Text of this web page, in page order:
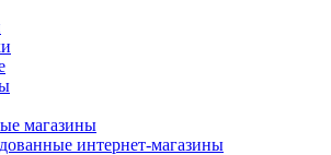
магазины
интернет-магазины